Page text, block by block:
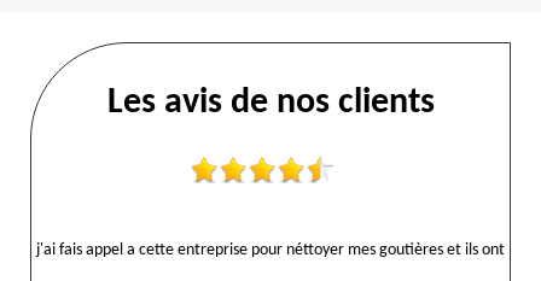
Les avis de nos clients
j'ai fais appel a cette entreprise pour néttoyer mes goutières et ils ont